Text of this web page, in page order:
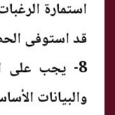
استمارة
قد استوفى
8- يجب على
والبيانات